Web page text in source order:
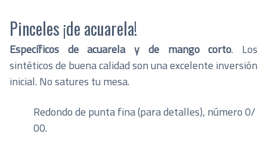
Pinceles ¡de acuarela!
Específicos de acuarela y de mango corto. Los
sintéticos de buena calidad son una excelente inversión
inicial. No satures tu mesa.
Redondo de punta fina (para detalles), número 0/
00.